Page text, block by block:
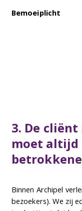
Bemoeiplicht
3. De
moet altijd
Binnen Archipel
bezoekers). We zij